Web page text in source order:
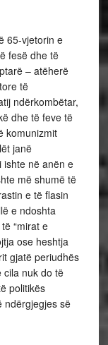
65-vjetorin e
fesë dhe të
– atëherë
të
ndërkombëtar,
dhe të feve të
komunizmit
janë
ishte në anën e
më shumë të
e të flasin
e ndoshta
“mirat e
ose heshtja
gjatë periudhës
cila nuk do të
politikës
ndërgjegjes së